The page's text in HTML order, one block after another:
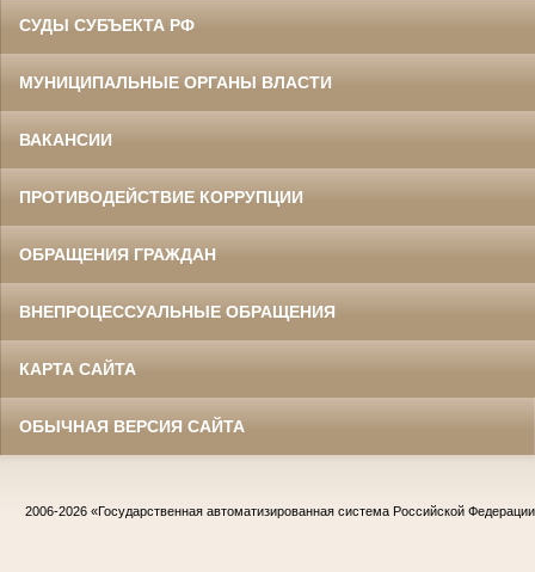
СУДЫ СУБЪЕКТА РФ
МУНИЦИПАЛЬНЫЕ ОРГАНЫ ВЛАСТИ
ВАКАНСИИ
ПРОТИВОДЕЙСТВИЕ КОРРУПЦИИ
ОБРАЩЕНИЯ ГРАЖДАН
ВНЕПРОЦЕССУАЛЬНЫЕ ОБРАЩЕНИЯ
КАРТА САЙТА
ОБЫЧНАЯ ВЕРСИЯ САЙТА
2006-2026 «Государственная автоматизированная система Российской